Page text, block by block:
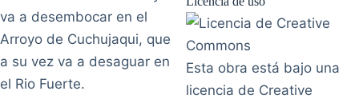
va a desembocar en el
Arroyo de Cuchujaqui, que
a su vez va a desaguar en
el Rio Fuerte.
Esta obra está bajo una
licencia de Creative